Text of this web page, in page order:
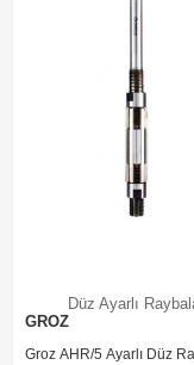
Düz Ayarlı
GROZ
Groz AHR/5 Ayarlı Düz